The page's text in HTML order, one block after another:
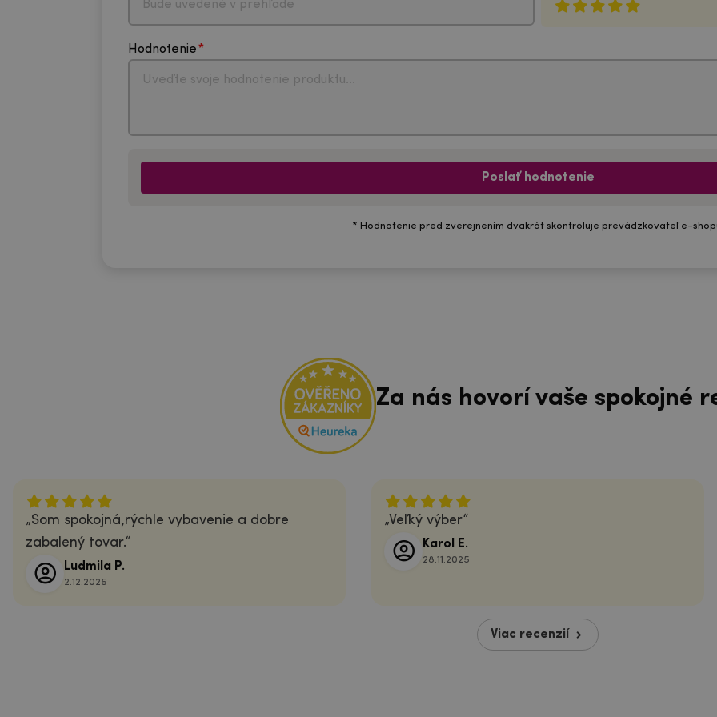
Hodnotenie
Poslať hodnotenie
* Hodnotenie pred zverejnením dvakrát skontroluje prevádzkovateľ e-
Za nás hovorí vaše spokojné
Som spokojná,rýchle vybavenie a dobre
zabalený tovar.
Ludmila P.
2.12.2025
Veľký výber
Karol E.
28.11.2025
Viac recenzií